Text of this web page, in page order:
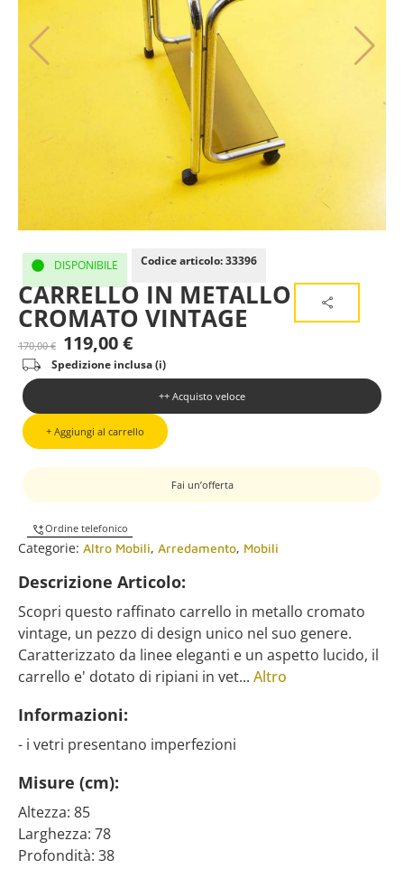
DISPONIBILE Codice articolo: 33396
CARRELLO IN METALLO
CROMATO VINTAGE
170,00€ 119,00€
Spedizione inclusa (i)
++ Acquisto veloce
+ Aggiungi al carrello
Fai un’offerta
Ordine telefonico
Categorie: Altro Mobili, Arredamento, Mobili
Descrizione Articolo:
Scopri questo raffinato carrello in metallo cromato
vintage, un pezzo di design unico nel suo genere.
Caratterizzato da linee eleganti e un aspetto lucido, il
carrello e' dotato di ripiani in vet... Altro
Informazioni:
- i vetri presentano imperfezioni
Misure (cm):
Altezza: 85
Larghezza: 78
Profondità: 38